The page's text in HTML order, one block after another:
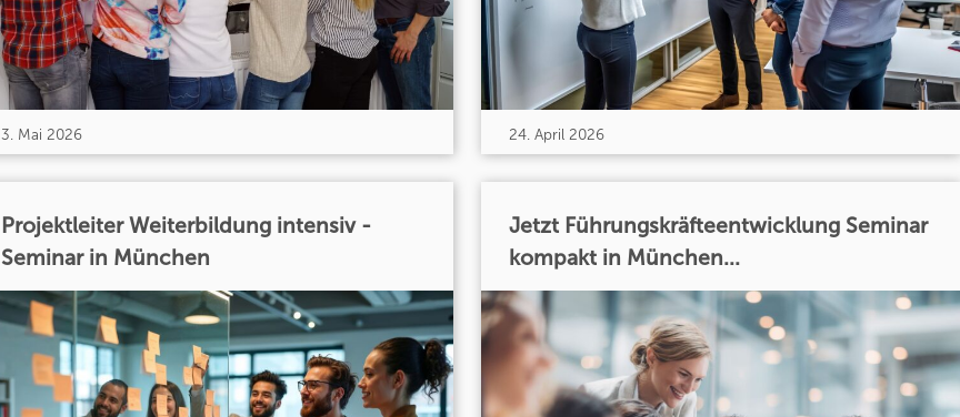
3. Mai 2026
Projektleiter Weiterbildung intensiv -
Seminar in München
24. April 2026
Jetzt Führungskräfteentwicklung Seminar
kompakt in München...